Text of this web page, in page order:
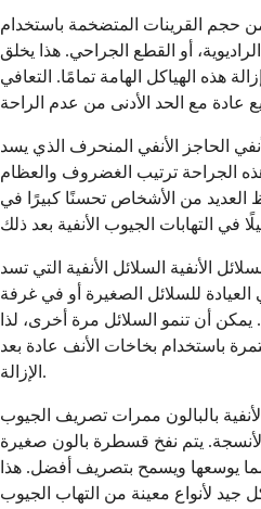
حجم القرينات المتضخمة باستخدام
أو القطع الجراحي. هذا يخلق
هذه الهياكل الهامة تمامًا. التعافي
الحاجز الأنفي المنحرف الذي يسد
الجراحة ترتيب الغضروف والعظام
العديد من الأشخاص تحسنًا كبيرًا في
الأنفية السلائل الأنفية التي تسد
للسلائل الصغيرة أو في غرفة
يمكن أن تنمو السلائل مرة أخرى، لذا
باستخدام بخاخات الأنف عادة بعد
الإزالة.
بالبالون ممرات تصريف الجيوب
الأنسجة. يتم نفخ قسطرة بالون صغيرة
يوسعها ويسمح بتصريف أفضل. هذا
جيد لأنواع معينة من التهاب الجيوب